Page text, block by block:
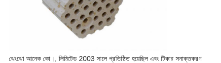
ঝেংঝো আনেক কো।, লিমিটেড 2003 সালে প্রতিষ্ঠিত হয়েছিল এবং টিকার সনাক্তকরণ